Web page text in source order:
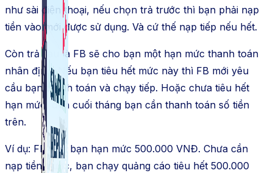
như sài điện thoại, nếu chọn trả trước thì bạn phải nạp
tiền vào mới được sử dụng. Và cứ thế nạp tiếp nếu hết.
Còn trả sau là FB sẽ cho bạn một hạn mức thanh toán
nhân định. Nếu bạn tiêu hết mức này thì FB mới yêu
cầu bạn thanh toán và chạy tiếp. Hoặc chưa tiêu hết
hạn mức, đến cuối tháng bạn cần thanh toán số tiền
trên.
Ví dụ: FB cho bạn hạn mức 500.000 VNĐ. Chưa cần
nạp tiền trước, bạn chạy quảng cáo tiêu hết 500.000